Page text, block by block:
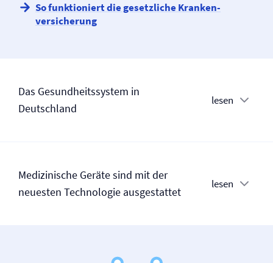
So funktioniert die gesetzliche Kranken­
versicherung
Das Gesundheitssystem in
Deutschland
lesen
Medizinische Geräte sind mit der
neuesten Technologie ausgestattet
lesen